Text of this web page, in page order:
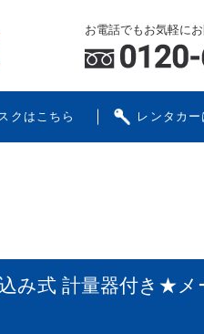
お電話でもお気軽に
クはこちら レンタカー
み式 計量器付き★メ